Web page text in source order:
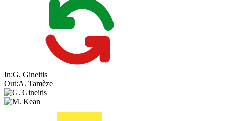
In:G. Gineitis
Out:A. Tamèze